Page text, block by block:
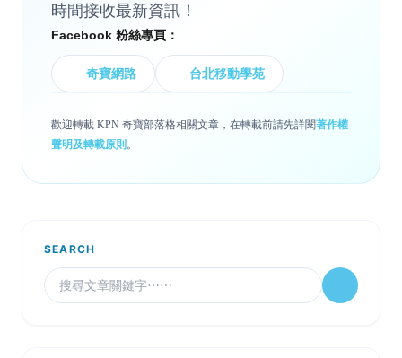
時間接收最新資訊！
Facebook 粉絲專頁：
奇寶網路 台北移動學苑
歡迎轉載 KPN 奇寶部落格相關文章，在轉載前請先詳閱著作權
聲明及轉載原則 。
SEARCH